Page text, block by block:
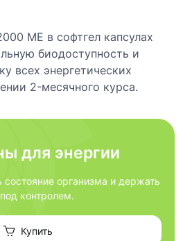
МЕ в софтгел капсулах
биодоступность и
всех энергетических
2-месячного курса.
для энергии
состояние организма и держать
контролем.
Купить